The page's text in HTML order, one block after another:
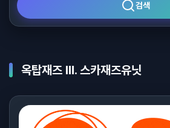
검색
옥탑재즈 Ⅲ. 스카재즈유닛